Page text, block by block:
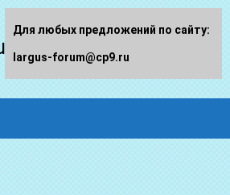
forum.ru
Для любых предложений по сайту:
largus-forum@cp9.ru